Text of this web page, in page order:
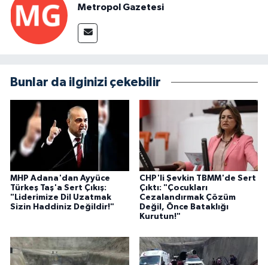
Metropol Gazetesi
Bunlar da ilginizi çekebilir
MHP Adana'dan Ayyüce
Türkeş Taş'a Sert Çıkış:
"Liderimize Dil Uzatmak
Sizin Haddiniz Değildir!"
CHP'li Şevkin TBMM'de Sert
Çıktı: "Çocukları
Cezalandırmak Çözüm
Değil, Önce Bataklığı
Kurutun!"